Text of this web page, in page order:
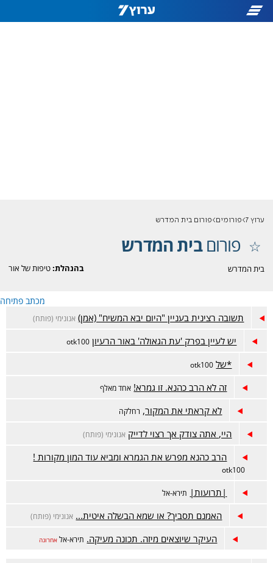
ערוץ 7 פורומים פורום בית המדרש
פורוםבית המדרש
בהנהלת:טיפות של אור בית המדרש
מכתב פתיחה
תשובה רצינית בעניין "היום יבא המשיח" (אמן) אנונימי (פותח)
יש לעיין בפרק 'עת הגאולה' באור הרעיון otk100
*של otk100
זה לא הרב כהנא. זו גמרא! אחד מאלף
לא קראתי את המקור, רחלקה
היי, אתה צודק אך רצוי לדייק אנונימי (פותח)
הרב כהנא מפרש את הגמרא ומביא עוד המון מקורות !
otk100
|תרועות| תירא-אל
האמנם תסביך? או שמא הבשלה איטית... אנונימי (פותח)
העיקר שיוצאים מיזה. תכונה מעיקה. תירא-אל אחרונה